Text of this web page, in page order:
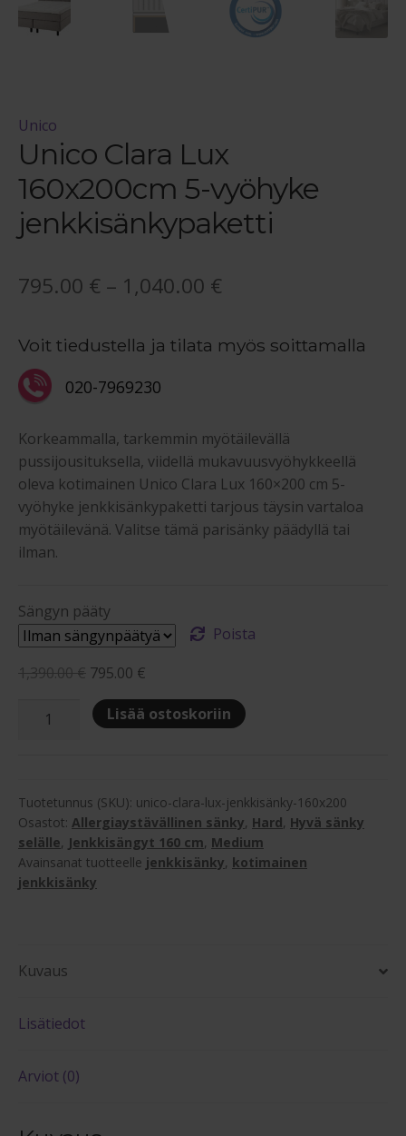
Unico
Unico Clara Lux
160x200cm 5-vyöhyke
jenkkisänkypaketti
795.00 € – 1,040.00 €
-
Voit tiedustella ja tilata myös soittamalla
020-7969230
Korkeammalla, tarkemmin myötäilevällä
pussijousituksella, viidellä mukavuusvyöhykkeellä
oleva kotimainen Unico Clara Lux 160×200 cm 5-
vyöhyke jenkkisänkypaketti tarjous täysin vartaloa
myötäilevänä. Valitse tämä parisänky päädyllä tai
ilman.
Sängyn pääty
Poista
1,390.00€ Alkuperäinen
hinta
oli:
795.00 €
hinta
on:
Unico
5-
vyöhyke
jenkkisänkypaketti
määrä
Lisää ostoskoriin
Tuotetunnus (SKU): unico-clara-lux-jenkkisänky-160x200
Osastot: Allergiaystävällinen sänky, Hard, Hyvä sänky
selälle, Jenkkisängyt 160 cm, Medium
Avainsanat tuotteelle jenkkisänky, kotimainen
jenkkisänky
Kuvaus
Lisätiedot
Arviot (0)